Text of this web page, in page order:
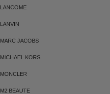
LANCOME
LANVIN
MARC JACOBS
MICHAEL KORS
MONCLER
M2 BEAUTE